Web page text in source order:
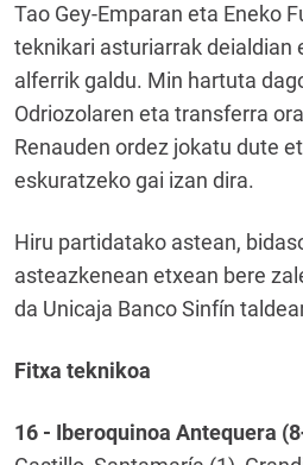
Tao Gey-Emparan eta Eneko
teknikari asturiarrak deialdian
alferrik galdu. Min hartuta
Odriozolaren eta transferra
Renauden ordez jokatu dute
eskuratzeko gai izan dira.
Hiru partidatako astean,
asteazkenean etxean bere
da Unicaja Banco Sinfín
Fitxa teknikoa
16 - Iberoquinoa Antequera